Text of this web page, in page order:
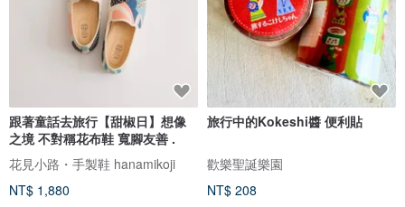
跟著童話去旅行【甜椒日】想像
之境 不對稱花布鞋 寬腳友善 .
花見小路・手製鞋 hanamikoji
NT$ 1,880
旅行中的Kokeshi醬 便利貼
歡樂聖誕樂園
NT$ 208